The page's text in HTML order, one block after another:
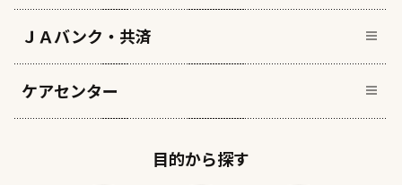
ＪＡバンク・共済
ケアセンター
目的から探す